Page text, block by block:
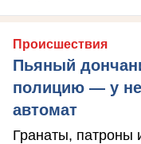
Происшествия
Пьяный
полицию — у
автомат
Гранаты,